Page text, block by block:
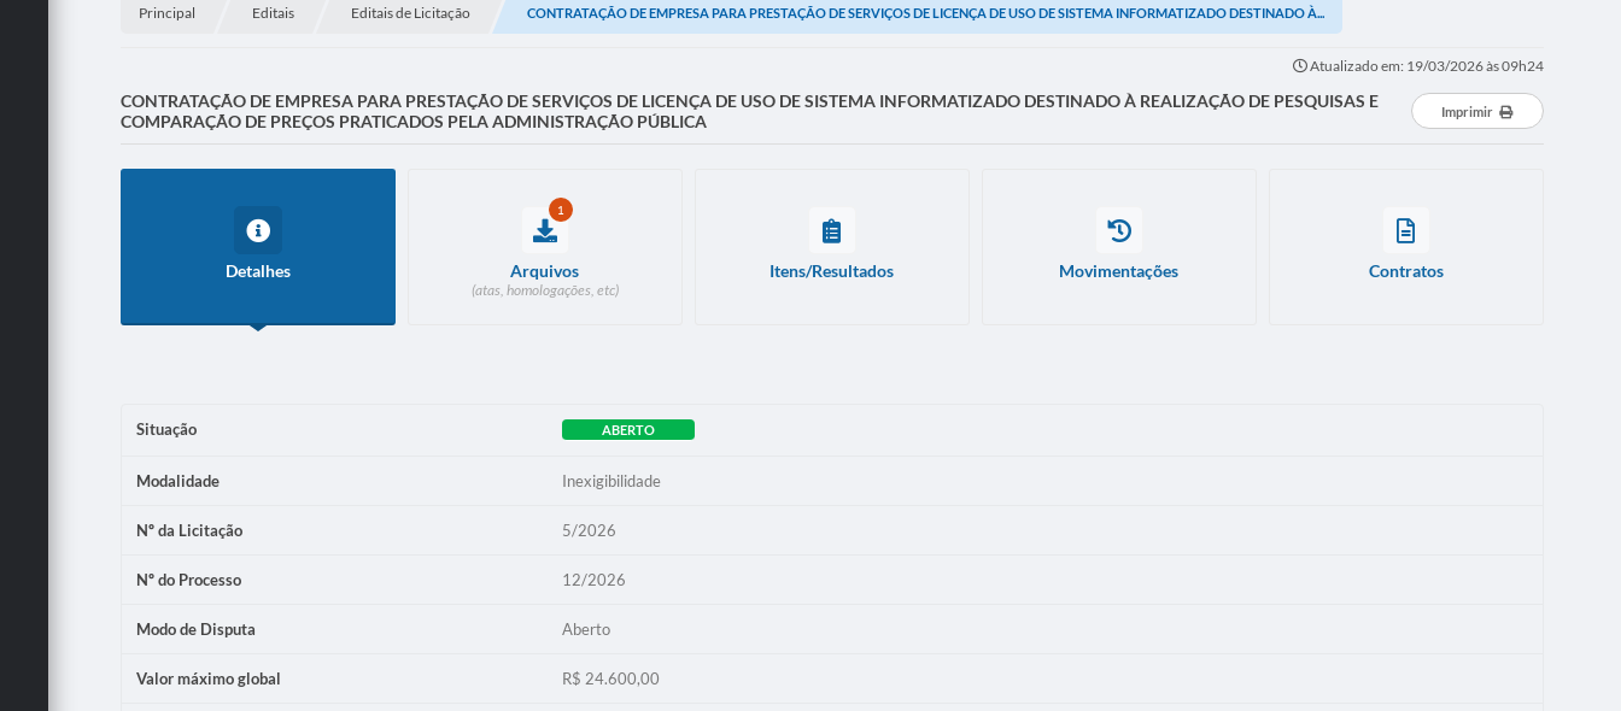
Principal Editais Editais de Licitação CONTRATAÇÃO DE EMPRESA PARA PRESTAÇÃO DE SERVIÇOS DE LICENÇA DE USO DE SISTEMA INFORMATIZADO DESTINADO À...
Atualizado em: 19/03/2026 às 09h24
CONTRATAÇÃO DE EMPRESA PARA PRESTAÇÃO DE SERVIÇOS DE LICENÇA DE USO DE SISTEMA INFORMATIZADO DESTINADO À REALIZAÇÃO DE PESQUISAS E
COMPARAÇÃO DE PREÇOS PRATICADOS PELA ADMINISTRAÇÃO PÚBLICA
Imprimir
Detalhes
1
Arquivos
(atas, homologações, etc)
Itens/Resultados Movimentações Contratos
Situação ABERTO
Modalidade Inexigibilidade
Nº da Licitação 5/2026
Nº do Processo 12/2026
Modo de Disputa Aberto
Valor máximo global R$ 24.600,00